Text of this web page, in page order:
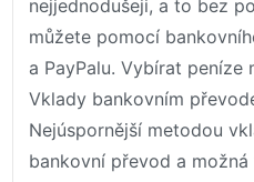
nejjednodušeji, a to bez
můžete pomocí
a PayPalu. Vybírat peníze
Vklady bankovním
Nejúspornější metodou
bankovní převod a